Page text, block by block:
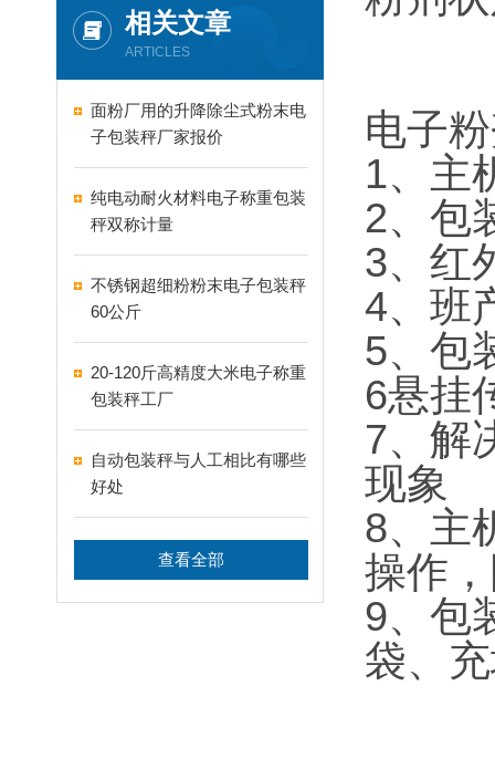
相关文章
ARTICLES
面粉厂用的升降除尘式粉末电
子包装秤厂家报价
纯电动耐火材料电子称重包装
秤双称计量
不锈钢超细粉粉末电子包装秤
60公斤
20-120斤高精度大米电子称重
包装秤工厂
自动包装秤与人工相比有哪些
好处
查看全部
电子
1、主
2、包
3、红
4、班
5、包
6悬挂
7、解
现象
8、主
操作
9、包
袋、